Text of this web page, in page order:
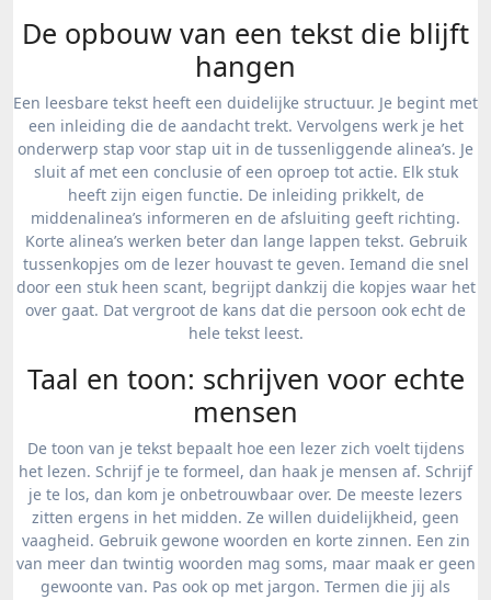
De opbouw van een tekst die blijft
hangen
Een leesbare tekst heeft een duidelijke structuur. Je begint met
een inleiding die de aandacht trekt. Vervolgens werk je het
onderwerp stap voor stap uit in de tussenliggende alinea’s. Je
sluit af met een conclusie of een oproep tot actie. Elk stuk
heeft zijn eigen functie. De inleiding prikkelt, de
middenalinea’s informeren en de afsluiting geeft richting.
Korte alinea’s werken beter dan lange lappen tekst. Gebruik
tussenkopjes om de lezer houvast te geven. Iemand die snel
door een stuk heen scant, begrijpt dankzij die kopjes waar het
over gaat. Dat vergroot de kans dat die persoon ook echt de
hele tekst leest.
Taal en toon: schrijven voor echte
mensen
De toon van je tekst bepaalt hoe een lezer zich voelt tijdens
het lezen. Schrijf je te formeel, dan haak je mensen af. Schrijf
je te los, dan kom je onbetrouwbaar over. De meeste lezers
zitten ergens in het midden. Ze willen duidelijkheid, geen
vaagheid. Gebruik gewone woorden en korte zinnen. Een zin
van meer dan twintig woorden mag soms, maar maak er geen
gewoonte van. Pas ook op met jargon. Termen die jij als